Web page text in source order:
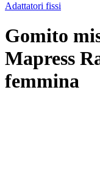
Adattatori fissi
Gomito
Mapress
femmina